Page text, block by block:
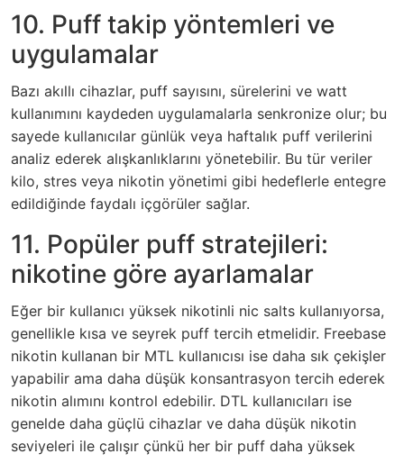
10. Puff takip yöntemleri ve
uygulamalar
Bazı akıllı cihazlar, puff sayısını, sürelerini ve watt
kullanımını kaydeden uygulamalarla senkronize olur; bu
sayede kullanıcılar günlük veya haftalık puff verilerini
analiz ederek alışkanlıklarını yönetebilir. Bu tür veriler
kilo, stres veya nikotin yönetimi gibi hedeflerle entegre
edildiğinde faydalı içgörüler sağlar.
11. Popüler puff stratejileri:
nikotine göre ayarlamalar
Eğer bir kullanıcı yüksek nikotinli nic salts kullanıyorsa,
genellikle kısa ve seyrek puff tercih etmelidir. Freebase
nikotin kullanan bir MTL kullanıcısı ise daha sık çekişler
yapabilir ama daha düşük konsantrasyon tercih ederek
nikotin alımını kontrol edebilir. DTL kullanıcıları ise
genelde daha güçlü cihazlar ve daha düşük nikotin
seviyeleri ile çalışır çünkü her bir puff daha yüksek